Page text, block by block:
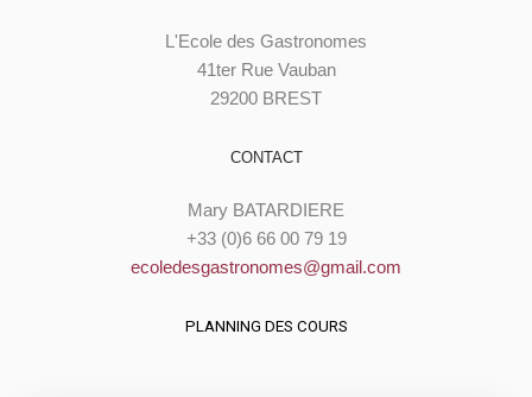
L'Ecole des Gastronomes
41ter Rue Vauban
29200 BREST
CONTACT
Mary BATARDIERE
+33 (0)6 66 00 79 19
ecoledesgastronomes@gmail.com
PLANNING DES COURS